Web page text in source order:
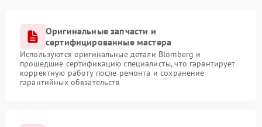
Оригинальные запчасти и
сертифицированные мастера
Используются оригинальные детали Blomberg и
прошедшие сертификацию специалисты, что гарантирует
корректную работу после ремонта и сохранение
гарантийных обязательств